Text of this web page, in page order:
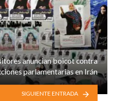
anuncian boicot contra
parlamentarias en Irán
SIGUIENTE ENTRADA